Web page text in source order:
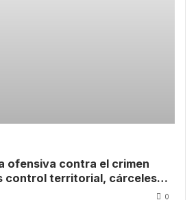
ofensiva contra el crimen
control territorial, cárceles
de bienes
0